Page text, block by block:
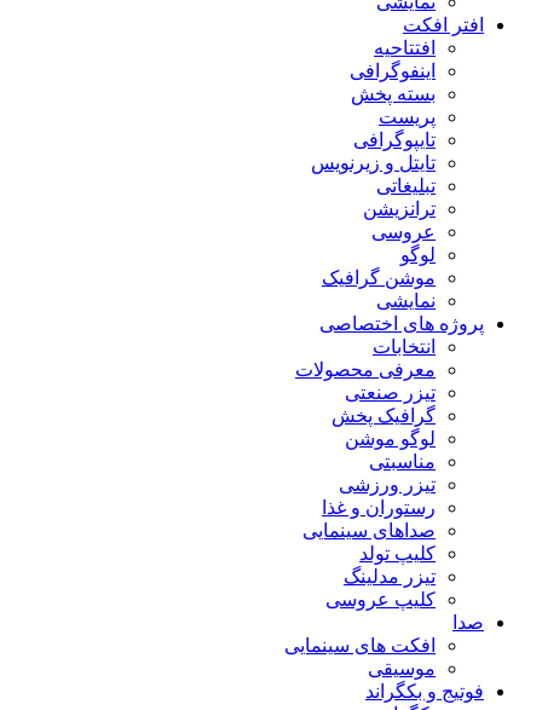
افتر افکت
افتتاحیه
اینفوگرافی
بسته پخش
پریست
تایپوگرافی
تایتل و زیرنویس
تبلیغاتی
ترانزیشن
عروسی
لوگو
موشن گرافیک
نمایشی
پروژه های اختصاصی
انتخابات
معرفی محصولات
تیزر صنعتی
گرافیک پخش
لوگو موشن
مناسبتی
تیزر ورزشی
رستوران و غذا
صداهای سینمایی
کلیپ تولد
تیزر مدلینگ
کلیپ عروسی
صدا
افکت های سینمایی
موسیقی
فوتیج و بکگراند